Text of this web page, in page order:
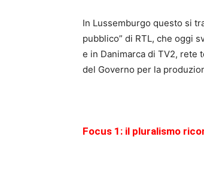
In Lussemburgo questo si
pubblico” di RTL, che oggi
e in Danimarca di TV2, rete
del Governo per la
Focus 1: il pluralismo